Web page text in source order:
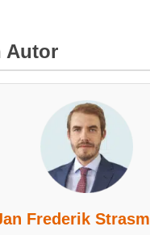
Autor
Frederik